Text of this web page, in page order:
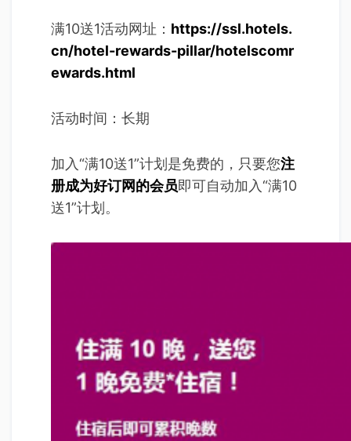
满10送1活动网址： https://ssl.hotels.
cn/hotel-rewards-pillar/hotelscomr
ewards.html
活动时间：长期
加入“满10送1”计划是免费的，只要您注
册成为好订网的会员即可自动加入“满10
送1”计划。